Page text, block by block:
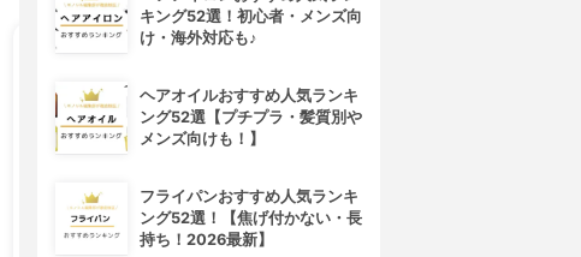
キング52選！初心者・メンズ向
け・海外対応も♪
ヘアオイルおすすめ人気ランキ
ング52選【プチプラ・髪質別や
メンズ向けも！】
フライパンおすすめ人気ランキ
ング52選！【焦げ付かない・長
持ち！2026最新】